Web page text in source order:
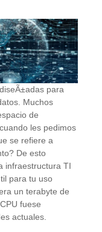
para
Muchos
de
les pedimos
se refiere a
De esto
infraestructura TI
para tu uso
un terabyte de
fuese
actuales.